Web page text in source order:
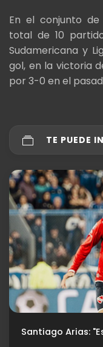
En el conjunto de
total de 10
Sudamericana y
gol, en la victoria
por 3-0 en el
TE PUEDE
Santiago Arias: